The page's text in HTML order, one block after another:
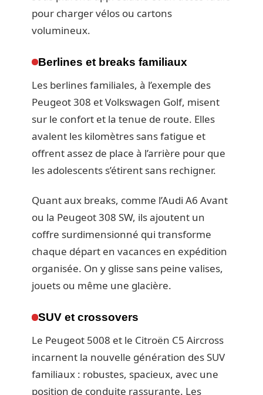
pour charger vélos ou cartons
volumineux.
Berlines et breaks familiaux
Les berlines familiales, à l’exemple des
Peugeot 308 et Volkswagen Golf, misent
sur le confort et la tenue de route. Elles
avalent les kilomètres sans fatigue et
offrent assez de place à l’arrière pour que
les adolescents s’étirent sans rechigner.
Quant aux breaks, comme l’Audi A6 Avant
ou la Peugeot 308 SW, ils ajoutent un
coffre surdimensionné qui transforme
chaque départ en vacances en expédition
organisée. On y glisse sans peine valises,
jouets ou même une glacière.
SUV et crossovers
Le Peugeot 5008 et le Citroën C5 Aircross
incarnent la nouvelle génération des SUV
familiaux : robustes, spacieux, avec une
position de conduite rassurante. Les